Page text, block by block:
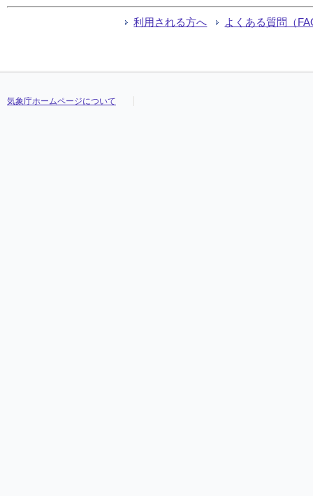
利用される方へ よくある質問（
気象庁ホームページについて